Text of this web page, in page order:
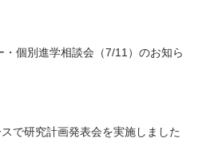
個別進学相談会（7/11）のお知ら
で研究計画発表会を実施しました